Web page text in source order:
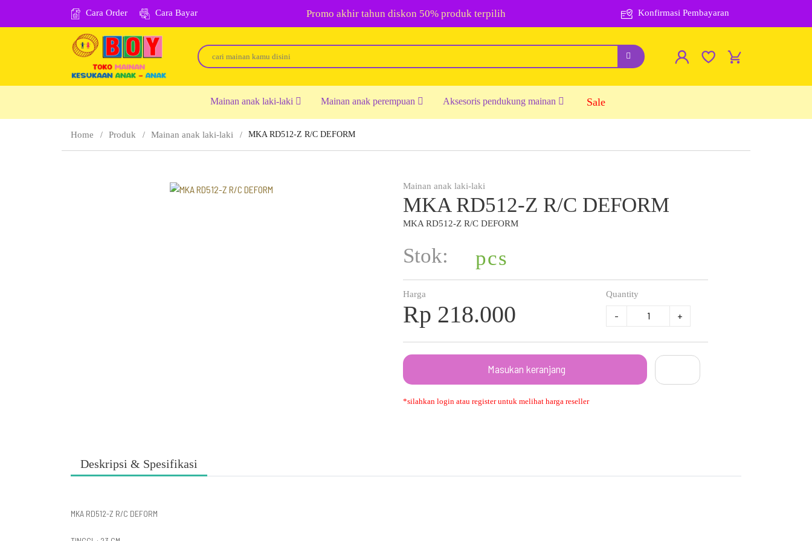
Cara Order Cara Bayar Promo akhir tahun diskon 50% produk terpilih Konfirmasi Pembayaran
Mainan anak laki-laki Mainan anak perempuan Aksesoris pendukung mainan Sale
Home Produk Mainan anak laki-laki MKA RD512-Z R/C DEFORM
Mainan anak laki-laki
MKA RD512-Z R/C DEFORM
MKA RD512-Z R/C DEFORM
Stok: pcs
Harga
Rp 218.000
Quantity
- +
Masukan keranjang
*silahkan login atau register untuk melihat harga reseller
Deskripsi & Spesifikasi
MKA RD512-Z R/C DEFORM